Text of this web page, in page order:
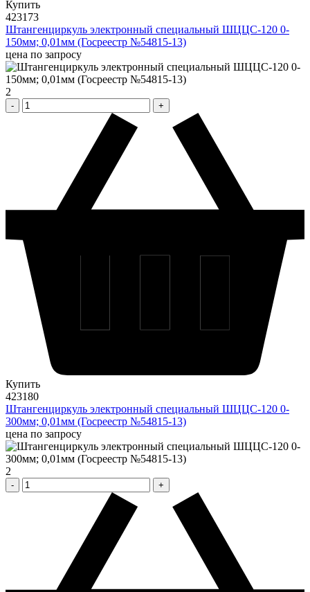
Купить
423173
Штангенциркуль электронный специальный ШЦЦС-120 0-
150мм; 0,01мм (Госреестр №54815-13)
цена по запросу
2
Купить
423180
Штангенциркуль электронный специальный ШЦЦС-120 0-
300мм; 0,01мм (Госреестр №54815-13)
цена по запросу
2